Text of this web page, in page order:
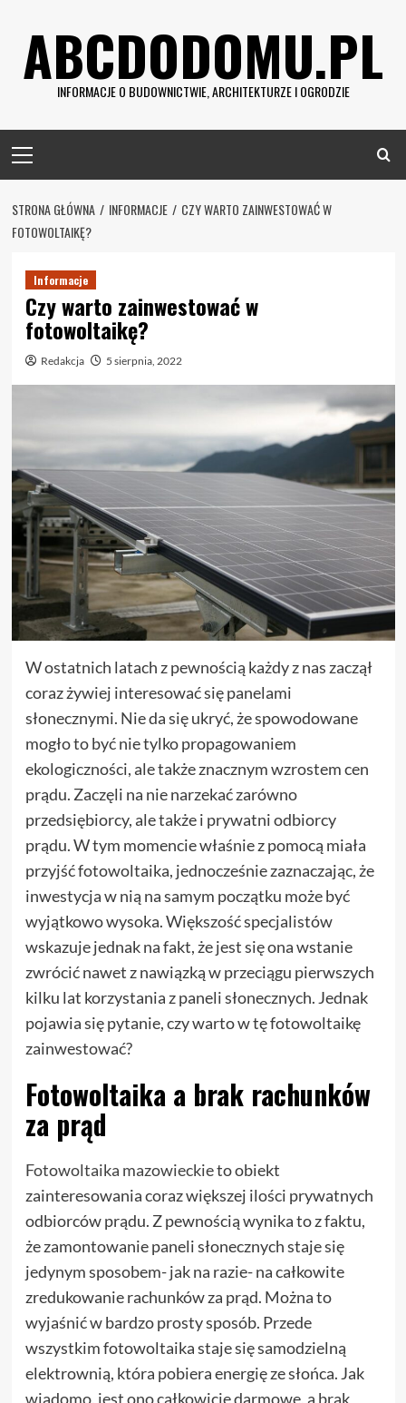
contentABCDODOMU.PL
INFORMACJE O BUDOWNICTWIE, ARCHITEKTURZE I OGRODZIE
Menu
STRONA GŁÓWNA INFORMACJE
CZY WARTO ZAINWESTOWAĆ W
FOTOWOLTAIKĘ?
Informacje
Czy warto zainwestować w
fotowoltaikę?
Redakcja 5 sierpnia, 2022
W ostatnich latach z pewnością każdy z nas zaczął
coraz żywiej interesować się panelami
słonecznymi. Nie da się ukryć, że spowodowane
mogło to być nie tylko propagowaniem
ekologiczności, ale także znacznym wzrostem cen
prądu. Zaczęli na nie narzekać zarówno
przedsiębiorcy, ale także i prywatni odbiorcy
prądu. W tym momencie właśnie z pomocą miała
przyjść fotowoltaika, jednocześnie zaznaczając, że
inwestycja w nią na samym początku może być
wyjątkowo wysoka. Większość specjalistów
wskazuje jednak na fakt, że jest się ona wstanie
zwrócić nawet z nawiązką w przeciągu pierwszych
kilku lat korzystania z paneli słonecznych. Jednak
pojawia się pytanie, czy warto w tę fotowoltaikę
zainwestować?
Fotowoltaika a brak rachunków
za prąd
Fotowoltaika mazowieckieto obiekt
zainteresowania coraz większej ilości prywatnych
odbiorców prądu. Z pewnością wynika to z faktu,
że zamontowanie paneli słonecznych staje się
jedynym sposobem- jak na razie- na całkowite
zredukowanie rachunków za prąd. Można to
wyjaśnić w bardzo prosty sposób. Przede
wszystkim fotowoltaika staje się samodzielną
elektrownią, która pobiera energię ze słońca. Jak
wiadomo, jest ono całkowicie darmowe, a brak